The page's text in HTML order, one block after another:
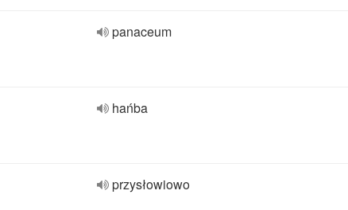
panaceum
hańba
przysłowiowo